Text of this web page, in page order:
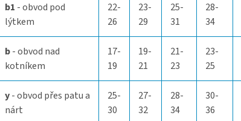
b1 - obvod pod
lýtkem
22-
26
23-
29
25-
31
28-
34
b- obvod nad
kotníkem
17-
19
19-
21
21-
23
23-
25
y- obvod přes patu a
nárt
25-
30
27-
32
28-
34
30-
36